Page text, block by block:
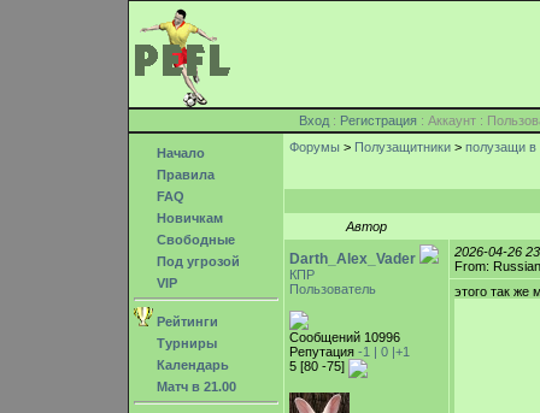
Вход : Регистрация : Аккаунт :
Начало
Правила
FAQ
Новичкам
Свободные
Под угрозой
VIP
Рейтинги
Турниры
Календарь
Матч в 21.00
Форумы > Полузащитники > полузащи в
Автор
Darth_Alex_Vader
КПР
Пользователь
Сообщений 10996
Репутация -1 | 0 |+1
5 [80 -75]
2026-04-26
From:
этого так же